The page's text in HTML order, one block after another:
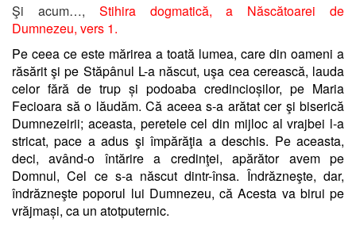
Şi acum…, Stihira dogmatică,
a Născătoarei de
Dumnezeu, vers 1.
Pe ceea ce este mărirea a toată lumea, care din oameni a
răsărit şi pe Stăpânul L-a născut, uşa cea cerească, lauda
celor fără de trup și podoaba credincioșilor, pe Maria
Fecioara să o lăudăm. Că aceea s-a arătat cer şi biserică
Dumnezeirii; aceasta, peretele cel din mijloc al vrajbei l-a
stricat, pace a adus şi împărăţia a deschis. Pe aceasta,
deci, având-o întărire a credinţei, apărător avem pe
Domnul, Cel ce s-a născut dintr-însa. Îndrăzneşte, dar,
îndrăzneşte poporul lui Dumnezeu, că Acesta va birui pe
vrăjmași, ca un atotputernic.